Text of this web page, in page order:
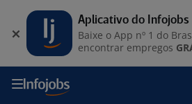
Aplicativo do Infojobs
Baixe o App nº 1 do
encontrar empregos